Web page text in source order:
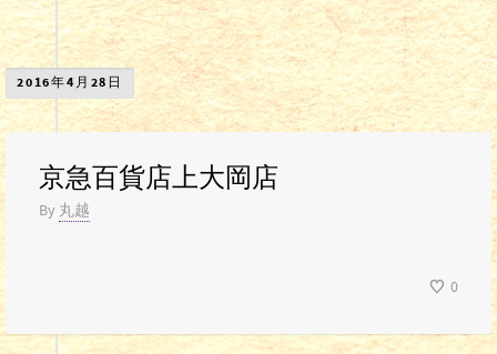
2016年4月28日
京急百貨店上大岡店
By 丸越
0